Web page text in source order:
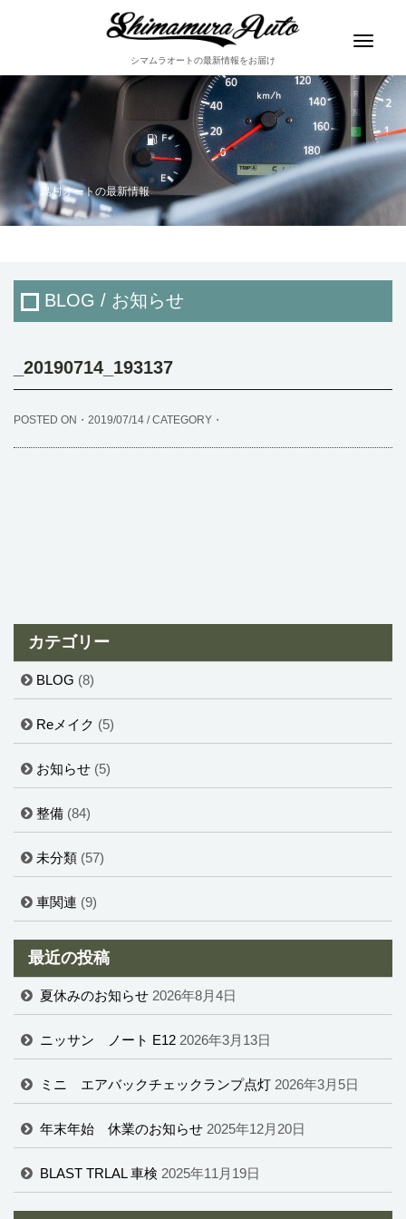
シマムラオートの最新情報をお届け
Toggle
島村オートの最新情報
BLOG / お知らせ
_20190714_193137
POSTED ON・2019/07/14 / CATEGORY・
カテゴリー
BLOG (8)
Reメイク (5)
お知らせ (5)
整備 (84)
未分類 (57)
車関連 (9)
最近の投稿
夏休みのお知らせ 2026年8月4日
ニッサン ノート E12 2026年3月13日
ミニ エアバックチェックランプ点灯 2026年3月5日
年末年始 休業のお知らせ 2025年12月20日
BLAST TRLAL 車検 2025年11月19日